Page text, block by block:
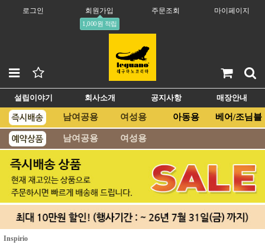
로그인 회원가입
1,000원 적립
주문조회 마이페이지
설립이야기 회사소개 공지사항 매장안내
남여공용 여성용 아동용 베어/조님블
남여공용 여성용
Inspirio